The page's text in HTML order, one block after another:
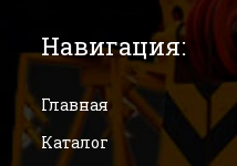
Навигация:
Главная
Каталог